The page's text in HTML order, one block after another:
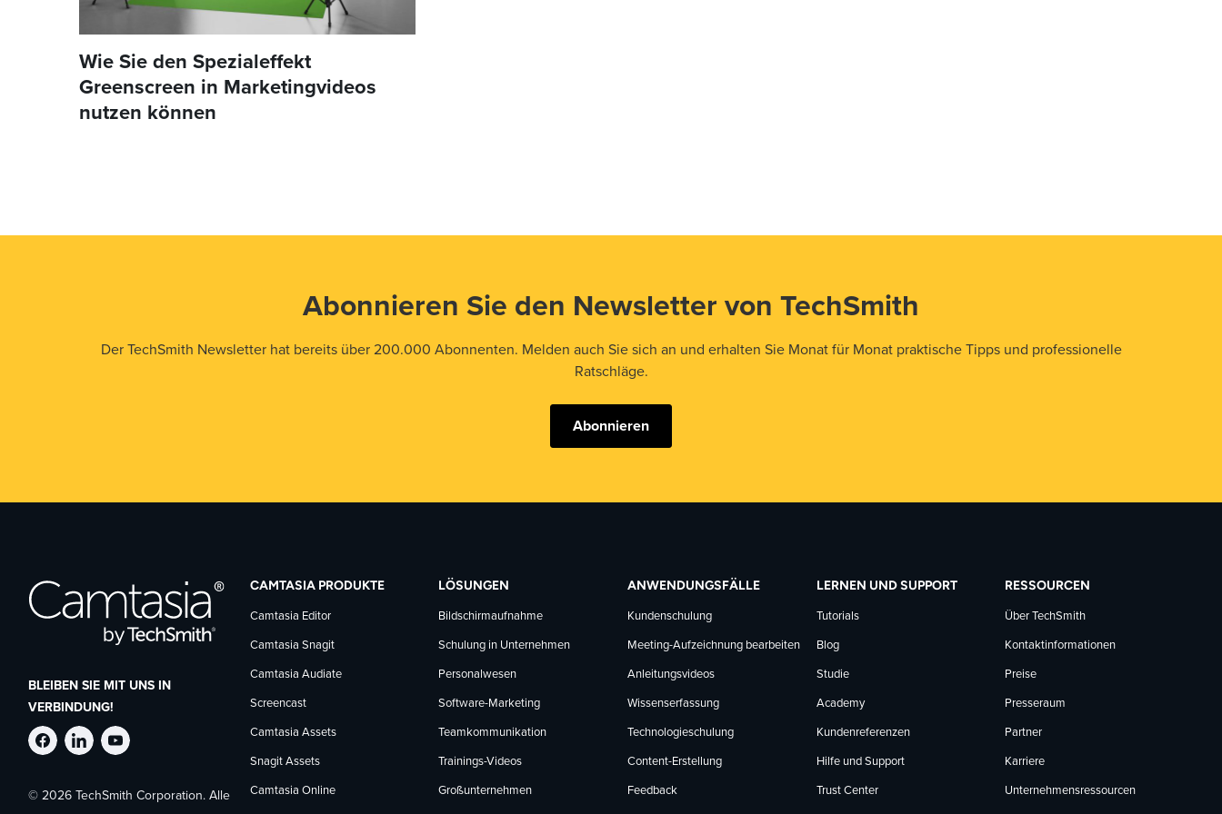
Wie Sie den Spezialeffekt
Greenscreen in Marketingvideos
nutzen können
Abonnieren Sie den Newsletter von TechSmith
Der TechSmith Newsletter hat bereits über 200.000 Abonnenten. Melden auch Sie sich an und erhalten Sie Monat für Monat praktische Tipps und professionelle
Ratschläge.
Abonnieren
BLEIBEN SIE MIT UNS IN
VERBINDUNG!
TechSmith
auf
TechSmith
auf
TechSmith
auf
© 2026 TechSmith Corporation. Alle
CAMTASIA PRODUKTE
Camtasia Editor
Camtasia Snagit
Camtasia Audiate
Screencast
Camtasia Assets
Snagit Assets
Camtasia Online
LÖSUNGEN
Bildschirmaufnahme
Schulung in Unternehmen
Personalwesen
Software-Marketing
Teamkommunikation
Trainings-Videos
Großunternehmen
ANWENDUNGSFÄLLE
Kundenschulung
Meeting-Aufzeichnung bearbeiten
Anleitungsvideos
Wissenserfassung
Technologieschulung
Content-Erstellung
Feedback
LERNEN UND SUPPORT
Tutorials
Blog
Studie
Academy
Kundenreferenzen
Hilfe und Support
Trust Center
RESSOURCEN
Über TechSmith
Kontaktinformationen
Preise
Presseraum
Partner
Karriere
Unternehmensressourcen